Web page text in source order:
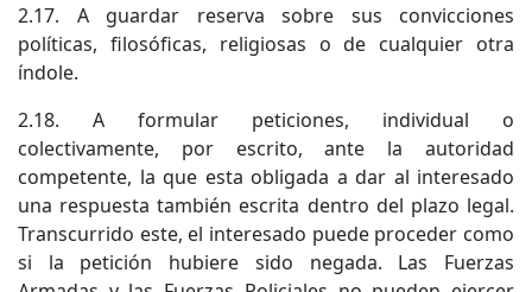
2.17. A guardar reserva sobre sus convicciones
políticas, filosóficas, religiosas o de cualquier otra
índole.
2.18. A formular peticiones, individual o
colectivamente, por escrito, ante la autoridad
competente, la que esta obligada a dar al interesado
una respuesta también escrita dentro del plazo legal.
Transcurrido este, el interesado puede proceder como
si la petición hubiere sido negada. Las Fuerzas